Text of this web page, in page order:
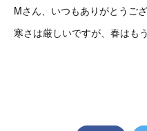
Mさん、いつもありがとうござ
寒さは厳しいですが、春はも